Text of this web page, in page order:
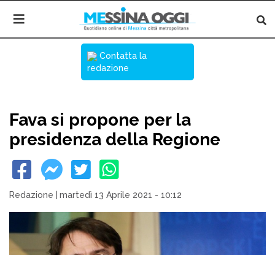
Contatta la
redazione
Fava si propone per la
presidenza della Regione
Redazione martedì 13 Aprile 2021 - 10:12